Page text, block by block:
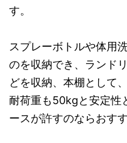
す。
スプレーボトルや体用
のを収納でき、ランド
どを収納、本棚として
耐荷重も50kgと安定性
ースが許すのならおす